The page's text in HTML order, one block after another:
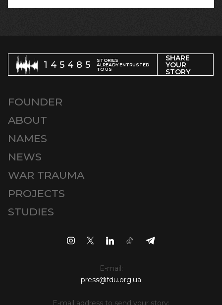
145485
STORIES
ALREADY ENTRUSTED
TO US
SHARE
YOUR
STORY
FOUNDER
ABOUT
NAMES
NEWS
WAR TRAUMA
PROJECTS
STUDIES
E-mail:
press@fdu.org.ua